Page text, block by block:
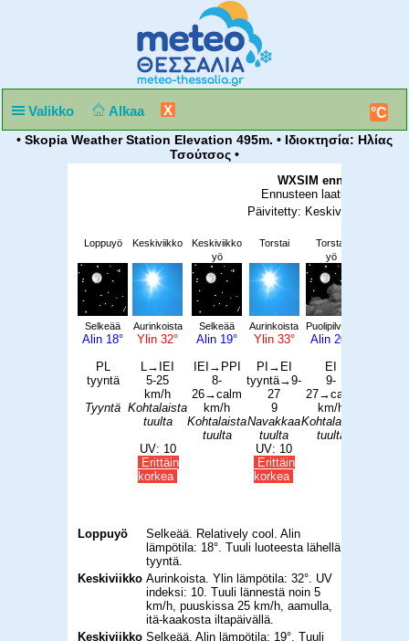
Valikko Alkaa X °C
• Skopia Weather Station Elevation 495m. • Ιδιοκτησία: Ηλίας
Τσούτσος •